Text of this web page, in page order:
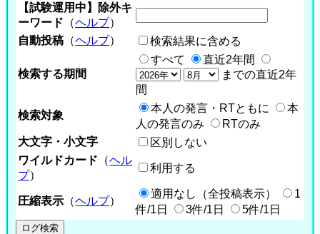
【試験運用中】除外キ
ーワード （ヘルプ）
自動投稿 （ヘルプ） 検索結果に含める
検索する期間
すべて
直近2年間
までの直近2年
間
検索対象
本人の発言・RTともに
本
人の発言のみ
RTのみ
大文字・小文字
区別しない
ワイルドカード （ヘル
プ）
利用する
圧縮表示 （ヘルプ）
適用なし（全投稿表示）
1
件/1日
3件/1日 5件/1日